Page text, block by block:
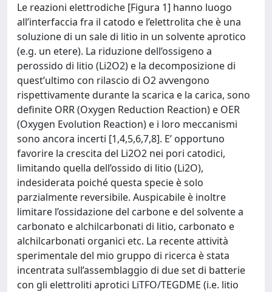
Le reazioni elettrodiche [Figura 1] hanno luogo
all’interfaccia fra il catodo e l’elettrolita che è una
soluzione di un sale di litio in un solvente aprotico
(e.g. un etere). La riduzione dell’ossigeno a
perossido di litio (Li2O2) e la decomposizione di
quest’ultimo con rilascio di O2 avvengono
rispettivamente durante la scarica e la carica, sono
definite ORR (Oxygen Reduction Reaction) e OER
(Oxygen Evolution Reaction) e i loro meccanismi
sono ancora incerti [1,4,5,6,7,8]. E’ opportuno
favorire la crescita del Li2O2 nei pori catodici,
limitando quella dell’ossido di litio (Li2O),
indesiderata poiché questa specie è solo
parzialmente reversibile. Auspicabile è inoltre
limitare l’ossidazione del carbone e del solvente a
carbonato e alchilcarbonati di litio, carbonato e
alchilcarbonati organici etc. La recente attività
sperimentale del mio gruppo di ricerca è stata
incentrata sull’assemblaggio di due set di batterie
con gli elettroliti aprotici LiTFO/TEGDME (i.e. litio